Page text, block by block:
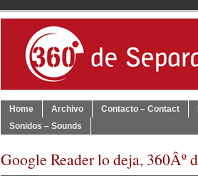
Home Archivo Contacto – Contact
Sonidos – Sounds
Google Reader lo deja, 360Âº